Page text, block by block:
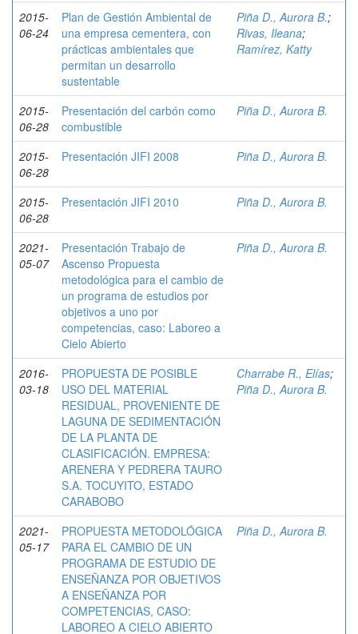
2015-
06-24
Plan de Gestión Ambiental de
una empresa cementera, con
prácticas ambientales que
permitan un desarrollo
sustentable
Piña D., Aurora B.;
Rivas, Ileana;
Ramírez, Katty
2015-
06-28
Presentación del carbón como
combustible
Piña D., Aurora B.
2015-
06-28
Presentación JIFI 2008 Piña D., Aurora B.
2015-
06-28
Presentación JIFI 2010 Piña D., Aurora B.
2021-
05-07
Presentación Trabajo de
Ascenso Propuesta
metodológica para el cambio de
un programa de estudios por
objetivos a uno por
competencias, caso: Laboreo a
Cielo Abierto
Piña D., Aurora B.
2016-
03-18
PROPUESTA DE POSIBLE
USO DEL MATERIAL
RESIDUAL, PROVENIENTE DE
LAGUNA DE SEDIMENTACIÓN
DE LA PLANTA DE
CLASIFICACIÓN. EMPRESA:
ARENERA Y PEDRERA TAURO
S.A. TOCUYITO, ESTADO
CARABOBO
Charrabe R., Elías;
Piña D., Aurora B.
2021-
05-17
PROPUESTA METODOLÓGICA
PARA EL CAMBIO DE UN
PROGRAMA DE ESTUDIO DE
ENSEÑANZA POR OBJETIVOS
A ENSEÑANZA POR
COMPETENCIAS, CASO:
LABOREO A CIELO ABIERTO
Piña D., Aurora B.